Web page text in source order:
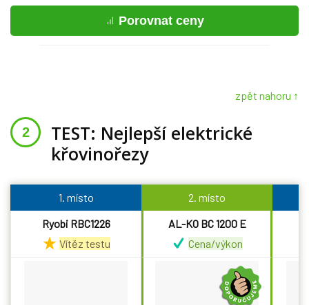
Porovnat ceny
zpět nahoru ↑
TEST: Nejlepší elektrické
křovinořezy
1. místo
2. místo
Ryobi RBC1226
Vítěz testu
AL-KO BC 1200 E
Cena/výkon